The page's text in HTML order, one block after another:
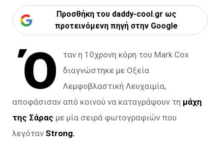
Προσθήκη του daddy-cool.gr ως
προτεινόμενη πηγή στην Google
Ό
ταν η 10χρονη κόρη του Mark Cox
διαγνώστηκε με Οξεία
Λεμφοβλαστική Λευχαιμία,
αποφάσισαν από κοινού να καταγράψουν τη μάχη
της Σάρας με μία σειρά φωτογραφιών που
λεγόταν Strong.